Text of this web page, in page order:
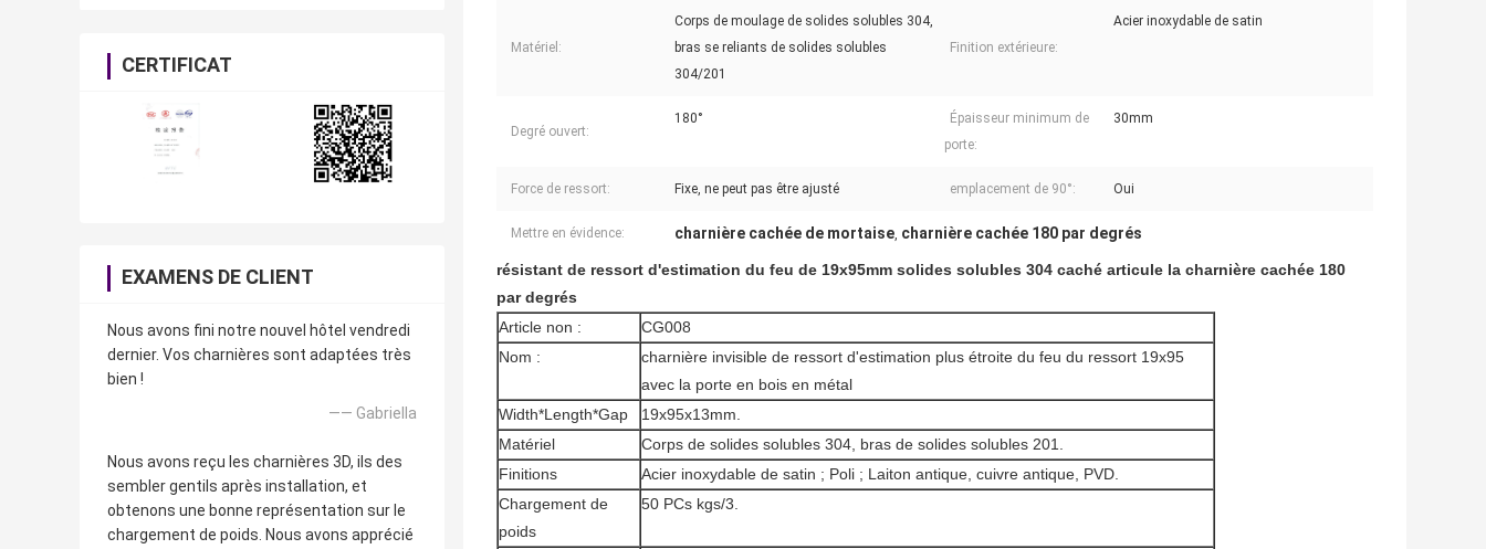
CERTIFICAT
EXAMENS DE CLIENT
Nous avons fini notre nouvel hôtel vendredi
dernier. Vos charnières sont adaptées très
bien !
—— Gabriella
Nous avons reçu les charnières 3D, ils des
sembler gentils après installation, et
obtenons une bonne représentation sur le
chargement de poids. Nous avons apprécié
Matériel:
Corps de moulage de solides solubles 304,
bras se reliants de solides solubles
304/201
Finition extérieure:
Acier inoxydable de satin
Degré ouvert:
180°
Épaisseur minimum de
porte:
30mm
Force de ressort: Fixe, ne peut pas être ajusté emplacement de 90°: Oui
Mettre en évidence: charnière cachée de mortaise, charnière cachée 180 par degrés
résistant de ressort d'estimation du feu de 19x95mm solides solubles 304 caché articule la charnière cachée 180
par degrés
Article non :
CG008
Nom :
charnière invisible de ressort d'estimation plus étroite du feu du ressort 19x95
avec la porte en bois en métal
Width*Length*Gap
19x95x13mm.
Matériel
Corps de solides solubles 304, bras de solides solubles 201.
Finitions
Acier inoxydable de satin ; Poli ; Laiton antique, cuivre antique, PVD.
Chargement de
poids
50 PCs kgs/3.